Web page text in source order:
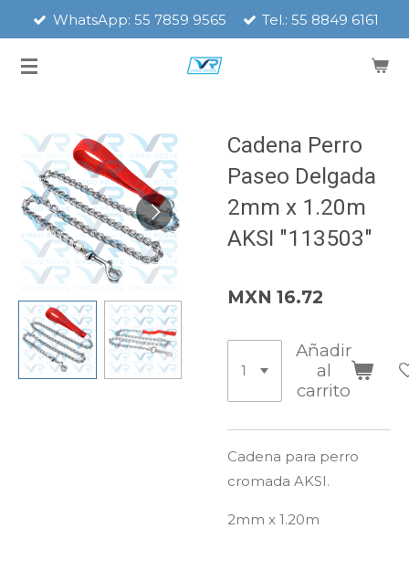
contenido
WhatsApp: 55 7859 9565 Tel.: 55 8849 6161
Cadena Perro
Paseo Delgada
2mm x 1.20m
AKSI "113503"
MXN 16.72
Añadir
al
carrito
Cadena para perro
cromada AKSI.
2mm x 1.20m